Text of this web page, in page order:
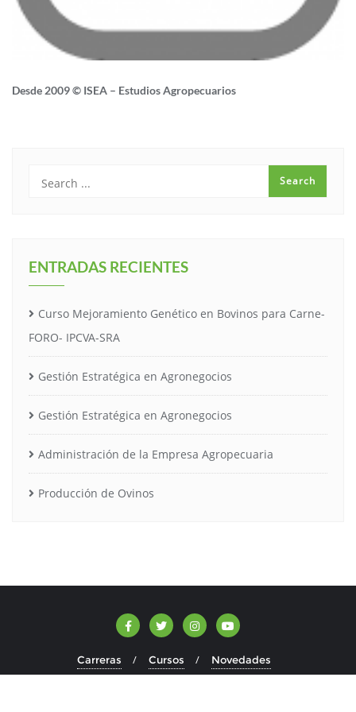
Desde 2009 © ISEA – Estudios Agropecuarios
ENTRADAS RECIENTES
Curso Mejoramiento Genético en Bovinos para Carne-
FORO- IPCVA-SRA
Gestión Estratégica en Agronegocios
Gestión Estratégica en Agronegocios
Administración de la Empresa Agropecuaria
Producción de Ovinos
Carreras Cursos Novedades